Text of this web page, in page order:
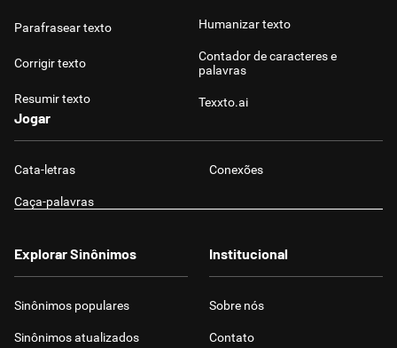
Parafrasear texto
Corrigir texto
Resumir texto
Humanizar texto
Contador de caracteres e
palavras
Texxto.ai
Jogar
Cata-letras Conexões
Caça-palavras
Explorar Sinônimos
Sinônimos populares
Sinônimos atualizados
Institucional
Sobre nós
Contato